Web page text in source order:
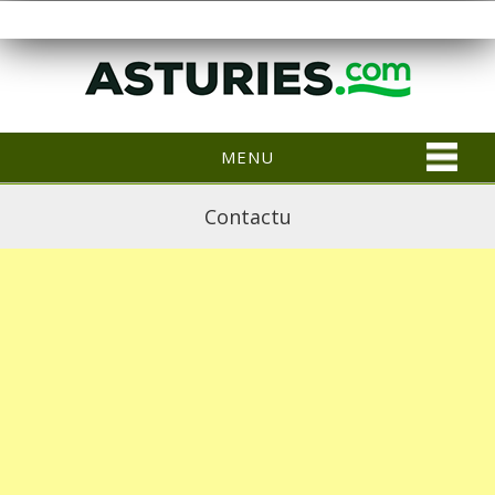
MENU
Contactu